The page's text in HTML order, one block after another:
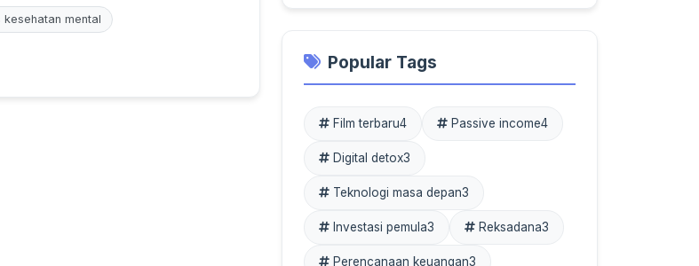
kesehatan mental
Popular Tags
Film terbaru4 Passive income4
Digital detox3
Teknologi masa depan3
Investasi pemula3 Reksadana3
Perencanaan keuangan3